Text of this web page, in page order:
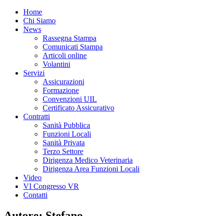
Home
Chi Siamo
News
Rassegna Stampa
Comunicati Stampa
Articoli online
Volantini
Servizi
Assicurazioni
Formazione
Convenzioni UIL
Certificato Assicurativo
Contratti
Sanità Pubblica
Funzioni Locali
Sanità Privata
Terzo Settore
Dirigenza Medico Veterinaria
Dirigenza Area Funzioni Locali
Video
VI Congresso VR
Contatti